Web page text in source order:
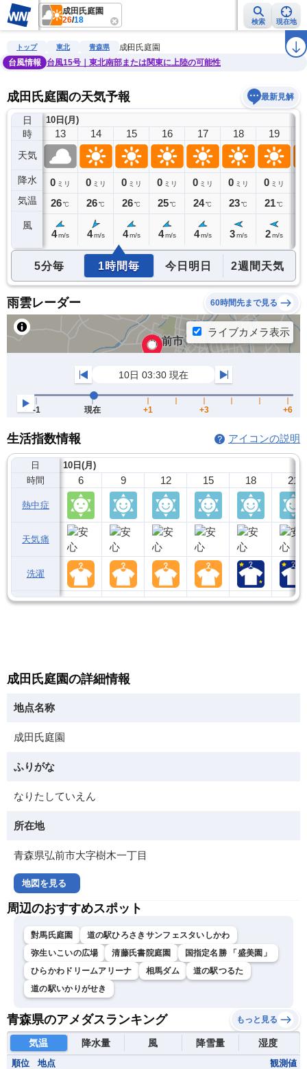
成田氏庭園
26/18 検索 現在地
雨雲レーダー 台風情報 地震情報 ラ
トップ 東北 青森県
成田氏庭園
台風情報
台風15号｜東北南部または関東に上陸の可能性
成田氏庭園の天気予報 最新見解
日
時
天気
降水
気温
風
10日(月)
12
0ミリ
26℃
13
0 ミリ
26℃
4 m/s
14
0 ミリ
26℃
4 m/s
15
0 ミリ
26℃
4 m/s
16
0 ミリ
25℃
4 m/s
17
0 ミリ
24℃
4 m/s
18
0 ミリ
23℃
3 m/s
19
0 ミリ
21℃
2 m/s
5分毎 1時間毎 今日明日 2週間天気
雨雲レーダー 60時間先まで見る
生活指数情報 アイコンの説明
日
時間
熱中症
天気痛
洗濯
10日(月)
6 9 12 15 18 21
成田氏庭園の詳細情報
地点名称
成田氏庭園
ふりがな
なりたしていえん
所在地
青森県弘前市大字樹木一丁目
地図を見る
周辺のおすすめスポット
對馬氏庭園
道の駅ひろさきサンフェスタいしかわ
弥生いこいの広場
清藤氏書院庭園
国指定名勝 「盛美園」
ひらかわドリームアリーナ
相馬ダム
道の駅つるた
道の駅いかりがせき
青森県のアメダスランキング もっと見る
気温 降水量 風 降雪量 湿度
順位 地点 観測値